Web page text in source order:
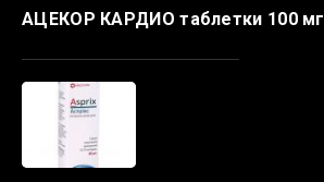
АЦЕКОР КАРДИО таблетки 100 мг